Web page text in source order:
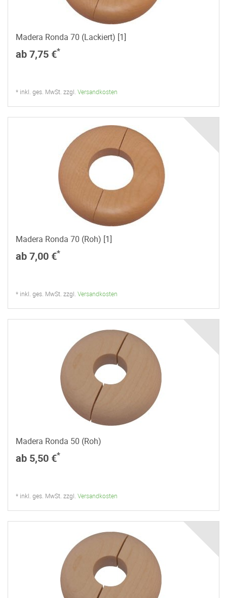
Madera Ronda 70 (Lackiert) [1]
ab 7,75 €*
* inkl. ges. MwSt. zzgl. Versandkosten
Madera Ronda 70 (Roh) [1]
ab 7,00 €*
* inkl. ges. MwSt. zzgl. Versandkosten
Madera Ronda 50 (Roh)
ab 5,50 €*
* inkl. ges. MwSt. zzgl. Versandkosten